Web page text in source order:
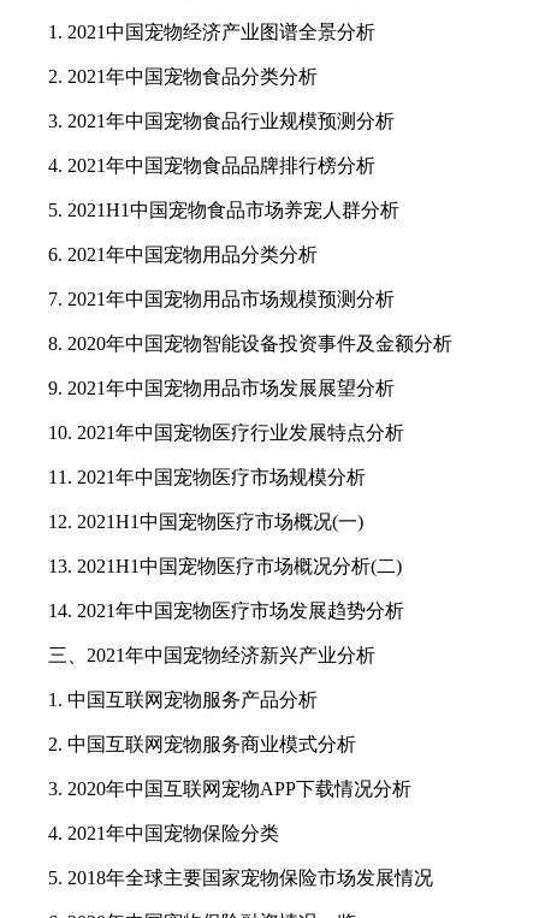
1. 2021中国宠物经济产业图谱全景分析
2. 2021年中国宠物食品分类分析
3. 2021年中国宠物食品行业规模预测分析
4. 2021年中国宠物食品品牌排行榜分析
5. 2021H1中国宠物食品市场养宠人群分析
6. 2021年中国宠物用品分类分析
7. 2021年中国宠物用品市场规模预测分析
8. 2020年中国宠物智能设备投资事件及金额分析
9. 2021年中国宠物用品市场发展展望分析
10. 2021年中国宠物医疗行业发展特点分析
11. 2021年中国宠物医疗市场规模分析
12. 2021H1中国宠物医疗市场概况(一)
13. 2021H1中国宠物医疗市场概况分析(二)
14. 2021年中国宠物医疗市场发展趋势分析
三、2021年中国宠物经济新兴产业分析
1. 中国互联网宠物服务产品分析
2. 中国互联网宠物服务商业模式分析
3. 2020年中国互联网宠物APP下载情况分析
4. 2021年中国宠物保险分类
5. 2018年全球主要国家宠物保险市场发展情况